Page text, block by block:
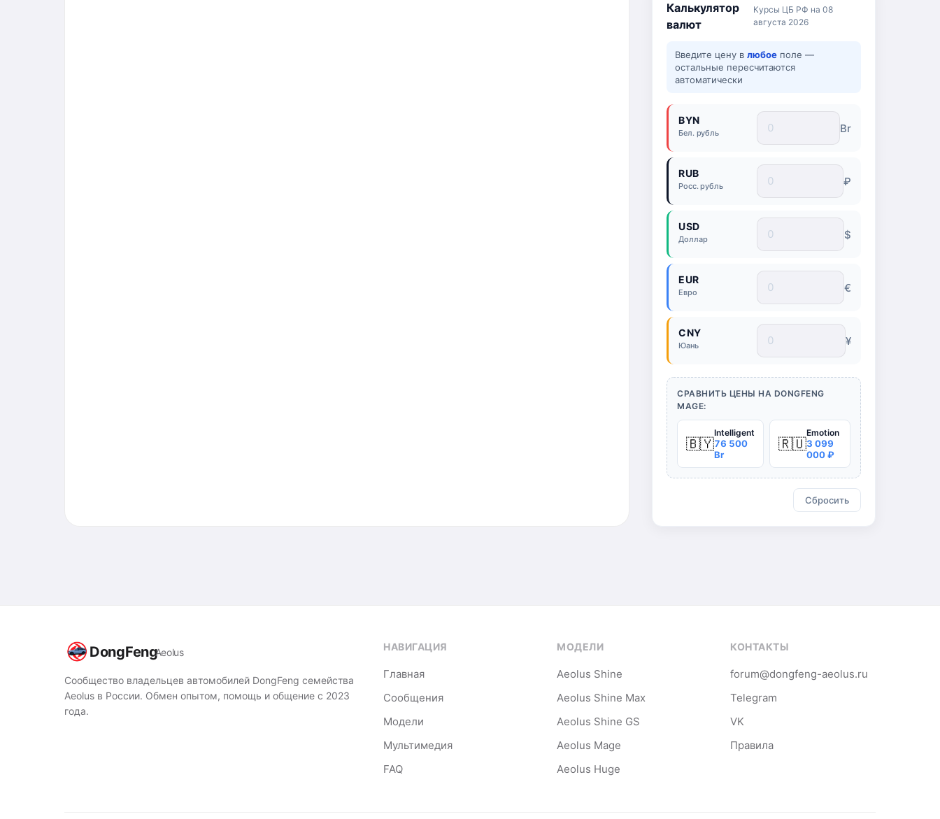
Калькулятор
валют
Курсы ЦБ РФ на 08
августа 2026
Введите цену в любое поле —
остальные пересчитаются
автоматически
BYN
Бел. рубль Br
RUB
Росс. рубль ₽
USD
Доллар $
EUR
Евро €
CNY
Юань ¥
СРАВНИТЬ ЦЕНЫ НА DONGFENG
MAGE:
🇧🇾
Intelligent
76 500
Br
🇷🇺
Emotion
3 099
000 ₽
Сбросить
DongFengAeolus
Сообщество владельцев автомобилей DongFeng семейства
Aeolus в России. Обмен опытом, помощь и общение с 2023
года.
НАВИГАЦИЯ
Главная
Сообщения
Модели
Мультимедия
FAQ
МОДЕЛИ
Aeolus Shine
Aeolus Shine Max
Aeolus Shine GS
Aeolus Mage
Aeolus Huge
КОНТАКТЫ
forum@dongfeng-aeolus.ru
Telegram
VK
Правила